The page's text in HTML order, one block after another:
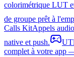
colorimétrique LUT
de groupe prêt à
Calls KitAppels
native et push.
complet à votre app